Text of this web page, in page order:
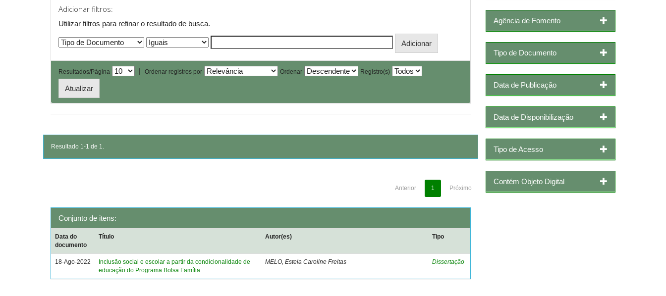
Adicionar filtros:
Utilizar filtros para refinar o resultado de busca.
Resultados/Página | Ordenar registros por Ordenar Registro(s)
Resultado 1-1 de 1.
Anterior 1 Próximo
Conjunto de itens:
Data do
documento
Título Autor(es) Tipo
18-Ago-2022
Inclusão social e escolar a partir da condicionalidade de
educação do Programa Bolsa Família
MELO, Estela Caroline Freitas Dissertação
Agência de Fomento
Tipo de Documento
Data de Publicação
Data de Disponibilização
Tipo de Acesso
Contém Objeto Digital